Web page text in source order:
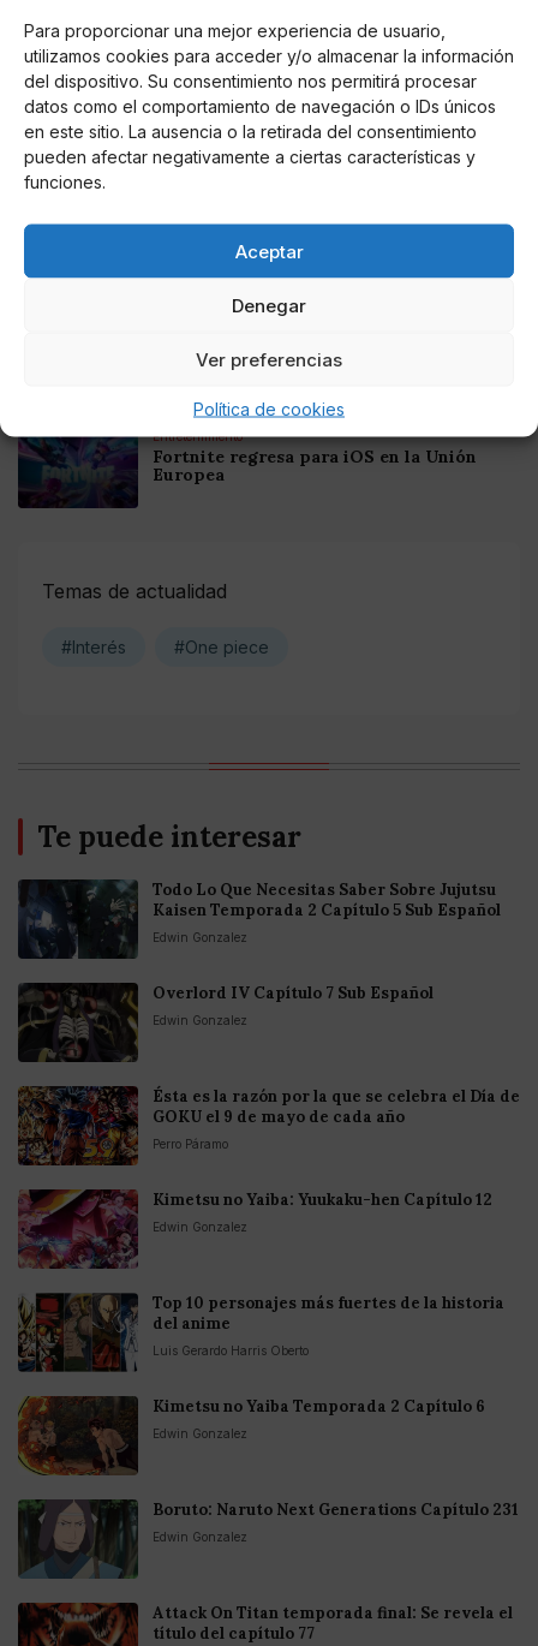
Para proporcionar una mejor experiencia de usuario,
utilizamos cookies para acceder y/o almacenar la información
del dispositivo. Su consentimiento nos permitirá procesar
datos como el comportamiento de navegación o IDs únicos
en este sitio. La ausencia o la retirada del consentimiento
pueden afectar negativamente a ciertas características y
funciones.
Aceptar
Denegar
Ver preferencias
Política de cookies
Noticias relacionadas
Online Casino
Mejores Cripto Casinos Online en
Colombia 2025: Bitcoin Casinos
Mejores Casinos Online con Bitcoin y
Criptomonedas en Argentina 2025
Mejores casinos online con
criptomonedas y Bitcoin en México 2025
Entretenimiento
Fortnite regresa para iOS en la Unión
Europea
Temas de actualidad
#Interés #One piece
Te puede interesar
Todo Lo Que Necesitas Saber Sobre Jujutsu
Kaisen Temporada 2 Capítulo 5 Sub Español
Edwin Gonzalez
Overlord IV Capítulo 7 Sub Español
Edwin Gonzalez
Ésta es la razón por la que se celebra el Día de
GOKU el 9 de mayo de cada año
Perro Páramo
Kimetsu no Yaiba: Yuukaku-hen Capítulo 12
Edwin Gonzalez
Top 10 personajes más fuertes de la historia
del anime
Luis Gerardo Harris Oberto
Kimetsu no Yaiba Temporada 2 Capítulo 6
Edwin Gonzalez
Boruto: Naruto Next Generations Capítulo 231
Edwin Gonzalez
Attack On Titan temporada final: Se revela el
título del capítulo 77